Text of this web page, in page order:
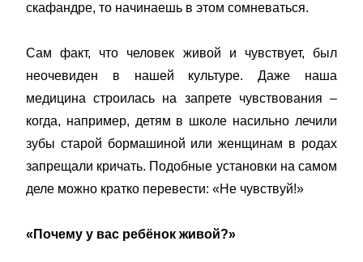
скафандре, то начинаешь в этом сомневаться.
Сам факт, что человек живой и чувствует, был
неочевиден в нашей культуре. Даже наша
медицина строилась на запрете чувствования –
когда, например, детям в школе насильно лечили
зубы старой бормашиной или женщинам в родах
запрещали кричать. Подобные установки на самом
деле можно кратко перевести: «Не чувствуй!»
«Почему у вас ребёнок живой?»